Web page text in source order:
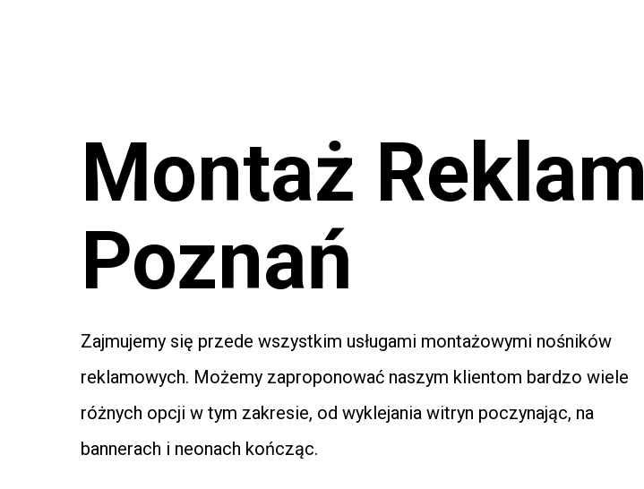
Montaż Reklam
Poznań
Zajmujemy się przede wszystkim usługami montażowymi nośników
reklamowych. Możemy zaproponować naszym klientom bardzo wiele
różnych opcji w tym zakresie, od wyklejania witryn poczynając, na
bannerach i neonach kończąc.